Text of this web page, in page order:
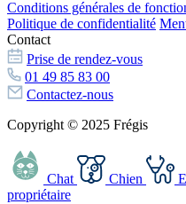
Conditions générales de
Politique de confidentialité
Contact
Prise de rendez-vous
01 49 85 83 00
Contactez-nous
Copyright © 2025 Frégis
Chat Chien
propriétaire